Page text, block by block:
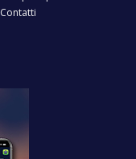
Contatti